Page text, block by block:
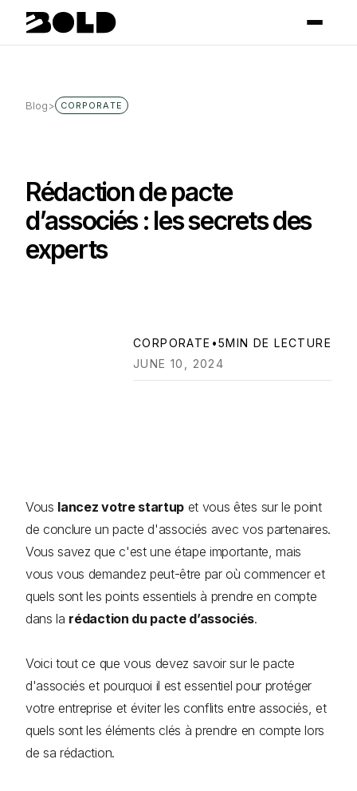
Blog> CORPORATE
Rédaction de pacte
d’associés : les secrets des
experts
CORPORATE •5MIN DE LECTURE
JUNE 10, 2024
Vous lancez votre startup et vous êtes sur le point
de conclure un pacte d'associés avec vos partenaires.
Vous savez que c'est une étape importante, mais
vous vous demandez peut-être par où commencer et
quels sont les points essentiels à prendre en compte
dans la rédaction du pacte d’associés.
Voici tout ce que vous devez savoir sur le pacte
d'associés et pourquoi il est essentiel pour protéger
votre entreprise et éviter les conflits entre associés, et
quels sont les éléments clés à prendre en compte lors
de sa rédaction.